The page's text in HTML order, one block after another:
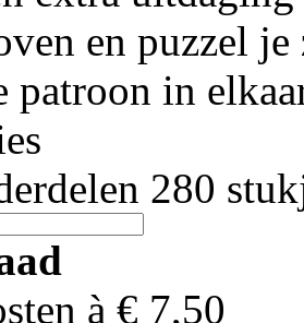
en puzzel
patroon in
280
à € 7,50